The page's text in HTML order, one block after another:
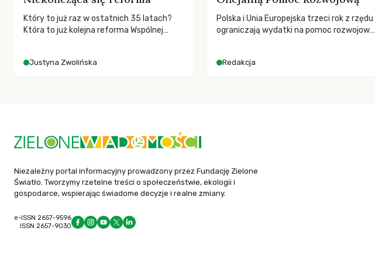
Który to już raz w ostatnich 35 latach?
Która to już kolejna reforma Wspólnej
społeczne?
Justyna Zwolińska
Polska i Unia Europejska trzeci rok z rzędu
ograniczają wydatki na pomoc rozwojową
dla krajów najbardziej potrzebujących, a
Redakcja
Niezależny portal informacyjny prowadzony przez Fundację Zielone
Światło. Tworzymy rzetelne treści o społeczeństwie, ekologii i
gospodarce, wspierając świadome decyzje i realne zmiany.
e-ISSN 2657-9596
ISSN 2657-9030